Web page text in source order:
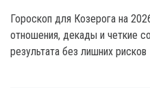
Гороскоп для Козерога на
отношения, декады и четкие
результата без лишних рисков